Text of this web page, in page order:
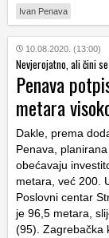
Ivan Penava
10.08.2020. (13:00)
Nevjerojatno, ali čini
Penava
metara
Dakle, prema
Penava,
obećavaju
metara, već 200.
Poslovni centar
je 96,5 metara,
(95). Zagrebačka